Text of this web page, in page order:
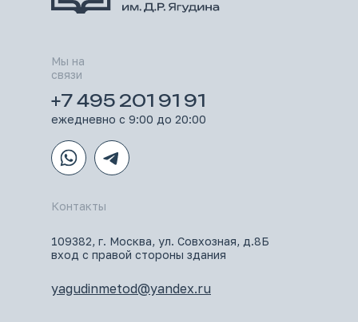
Контакты
109382, г. Москва, ул. Совхозная, д.8Б
вход с правой стороны здания
yagudinmetod@yandex.ru
Мы на
связи
ежедневно с 9:00 до 20:00
+7 495 201 91 91